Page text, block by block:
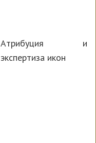
Атрибуция и
экспертиза икон